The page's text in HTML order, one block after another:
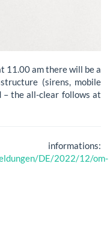
11.00 am there will be a
(sirens, mobile
– the all-clear follows at
DE/2022/12/om-